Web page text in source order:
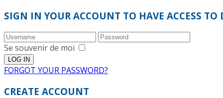
SIGN IN YOUR ACCOUNT TO HAVE ACCESS TO
Se souvenir de moi
FORGOT YOUR PASSWORD?
CREATE ACCOUNT